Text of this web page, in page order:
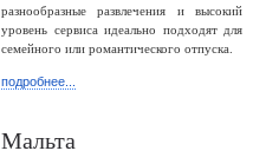
разнообразные развлечения и высокий
уровень сервиса идеально подходят для
семейного или романтического отпуска.
подробнее...
Мальта